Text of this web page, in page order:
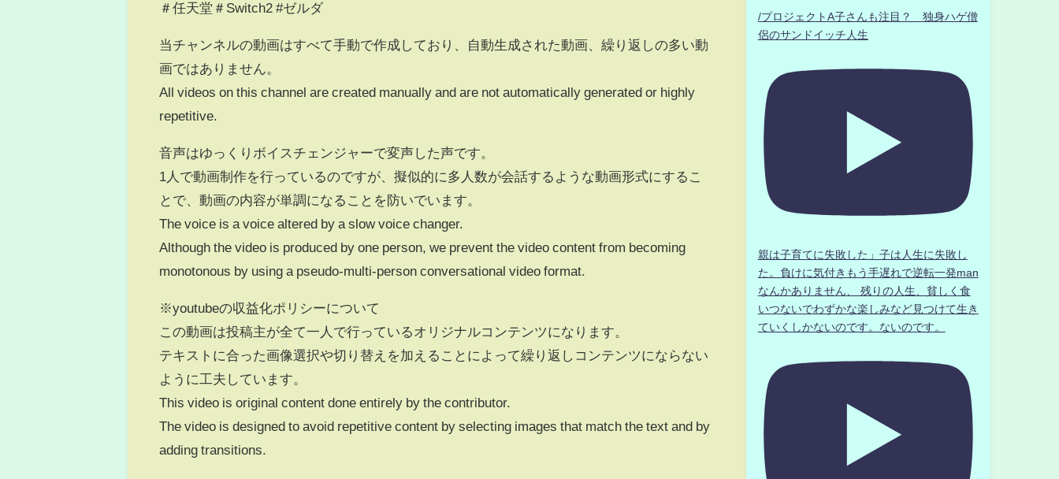
＃任天堂＃Switch2 #ゼルダ
当チャンネルの動画はすべて手動で作成しており、自動生成された動画、繰り返しの多い動
画ではありません。
All videos on this channel are created manually and are not automatically generated or highly
repetitive.
音声はゆっくりボイスチェンジャーで変声した声です。
1人で動画制作を行っているのですが、擬似的に多人数が会話するような動画形式にするこ
とで、動画の内容が単調になることを防いでいます。
The voice is a voice altered by a slow voice changer.
Although the video is produced by one person, we prevent the video content from becoming
monotonous by using a pseudo-multi-person conversational video format.
※youtubeの収益化ポリシーについて
この動画は投稿主が全て一人で行っているオリジナルコンテンツになります。
テキストに合った画像選択や切り替えを加えることによって繰り返しコンテンツにならない
ように工夫しています。
This video is original content done entirely by the contributor.
The video is designed to avoid repetitive content by selecting images that match the text and by
adding transitions.
/プロジェクトA子さんも注目？ 独身ハゲ僧
侶のサンドイッチ人生
親は子育てに失敗した」子は人生に失敗し
た。負けに気付きもう手遅れで逆転一発man
なんかありません、 残りの人生、貧しく食
いつないでわずかな楽しみなど見つけて生き
ていくしかないのです。ないのです。